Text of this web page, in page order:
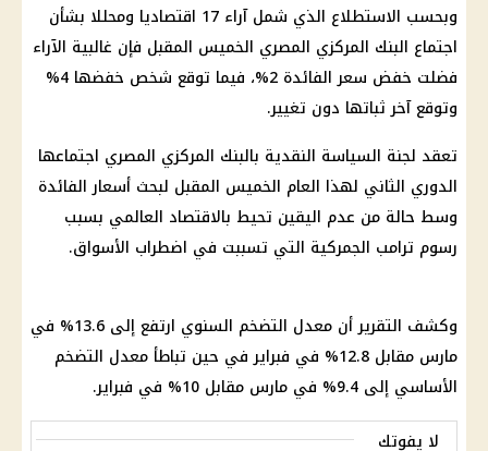
وبحسب الاستطلاع الذي شمل آراء 17 اقتصاديا ومحللا بشأن
اجتماع البنك المركزي المصري الخميس المقبل فإن غالبية الآراء
فضلت خفض سعر الفائدة 2%، فيما توقع شخص خفضها 4%
وتوقع آخر ثباتها دون تغيير.
تعقد لجنة السياسة النقدية بالبنك المركزي المصري اجتماعها
الدوري الثاني لهذا العام الخميس المقبل لبحث أسعار الفائدة
وسط حالة من عدم اليقين تحيط بالاقتصاد العالمي بسبب
رسوم ترامب الجمركية التي تسببت في اضطراب الأسواق.
وكشف التقرير أن معدل التضخم السنوي ارتفع إلى 13.6% في
مارس مقابل 12.8% في فبراير في حين تباطأ معدل التضخم
الأساسي إلى 9.4% في مارس مقابل 10% في فبراير.
لا يفوتك